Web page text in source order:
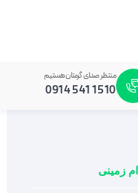
منتظر صدای گرمتان هستیم
1510 541 0914
زمینی